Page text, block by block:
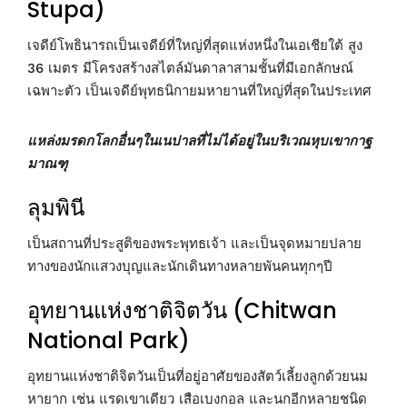
Stupa)
เจดีย์โพธินารถเป็นเจดีย์ที่ใหญ่ที่สุดแห่งหนึ่งในเอเชียใต้ สูง
36 เมตร มีโครงสร้างสไตล์มันดาลาสามชั้นที่มีเอกลักษณ์
เฉพาะตัว เป็นเจดีย์พุทธนิกายมหายานที่ใหญ่ที่สุดในประเทศ
แหล่งมรดกโลกอื่นๆในเนปาลที่ไม่ได้อยู่ในบริเวณหุบเขากาฐ
มาณฑุ
ลุมพินี
เป็นสถานที่ประสูติของพระพุทธเจ้า และเป็นจุดหมายปลาย
ทางของนักแสวงบุญและนักเดินทางหลายพันคนทุกๆปี
อุทยานแห่งชาติจิตวัน (Chitwan
National Park)
อุทยานแห่งชาติจิตวันเป็นที่อยู่อาศัยของสัตว์เลี้ยงลูกด้วยนม
หายาก เช่น แรดเขาเดียว เสือเบงกอล และนกอีกหลายชนิด